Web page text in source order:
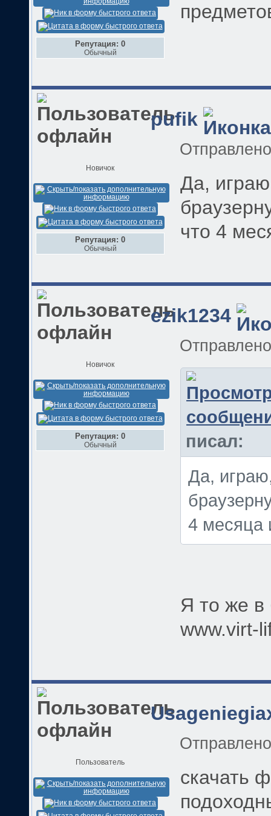
Репутация: 0
Обычный
pufik
Новичок
Репутация: 0
Обычный
Да,
что 4
ezik1234
Новичок
Репутация: 0
Обычный
писал:
Да,
4 месяца
Я то же в
www.virt-
Пользователь
скачать